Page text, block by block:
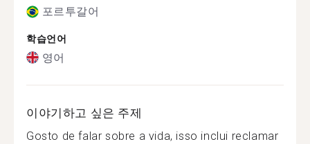
포르투갈어
학습언어
영어
이야기하고 싶은 주제
Gosto de falar sobre a vida, isso inclui reclamar